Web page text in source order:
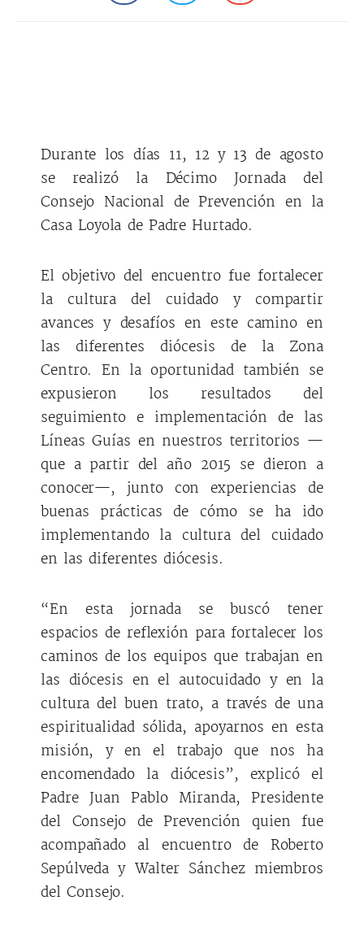
Durante los días 11, 12 y 13 de agosto
se realizó la Décimo Jornada del
Consejo Nacional de Prevención en la
Casa Loyola de Padre Hurtado.
El objetivo del encuentro fue fortalecer
la cultura del cuidado y compartir
avances y desafíos en este camino en
las diferentes diócesis de la Zona
Centro. En la oportunidad también se
expusieron los resultados del
seguimiento e implementación de las
Líneas Guías en nuestros territorios —
que a partir del año 2015 se dieron a
conocer—, junto con experiencias de
buenas prácticas de cómo se ha ido
implementando la cultura del cuidado
en las diferentes diócesis.
“En esta jornada se buscó tener
espacios de reflexión para fortalecer los
caminos de los equipos que trabajan en
las diócesis en el autocuidado y en la
cultura del buen trato, a través de una
espiritualidad sólida, apoyarnos en esta
misión, y en el trabajo que nos ha
encomendado la diócesis”, explicó el
Padre Juan Pablo Miranda, Presidente
del Consejo de Prevención quien fue
acompañado al encuentro de Roberto
Sepúlveda y Walter Sánchez miembros
del Consejo.